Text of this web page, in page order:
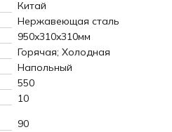
Китай
Нержавеющая сталь
950x310x310мм
Горячая; Холодная
Напольный
550
10
90